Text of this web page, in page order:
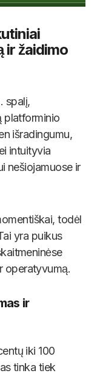
ir žaidimo
spalį,
platforminio
išradingumu,
intuityvia
nešiojamuose ir
todėl
yra puikus
operatyvumą.
ir
iki 100
tinka tiek